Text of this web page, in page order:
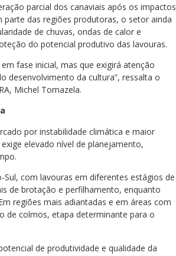
parcial dos canaviais após os impactos
das regiões produtoras, o setor ainda
de chuvas, ondas de calor e
do potencial produtivo das lavouras.
fase inicial, mas que exigirá atenção
desenvolvimento da cultura”, ressalta o
Michel Tomazela.
por instabilidade climática e maior
elevado nível de planejamento,
com lavouras em diferentes estágios de
de brotação e perfilhamento, enquanto
regiões mais adiantadas e em áreas com
de colmos, etapa determinante para o
de produtividade e qualidade da